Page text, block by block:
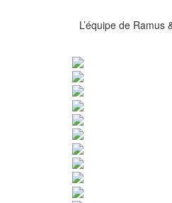
L’équipe de